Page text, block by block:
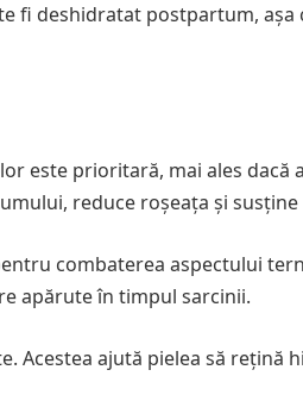
fi deshidratat postpartum, așa
este prioritară, mai ales dacă
reduce roșeața și
combaterea aspectului
apărute în timpul sarcinii.
Acestea ajută pielea să rețină